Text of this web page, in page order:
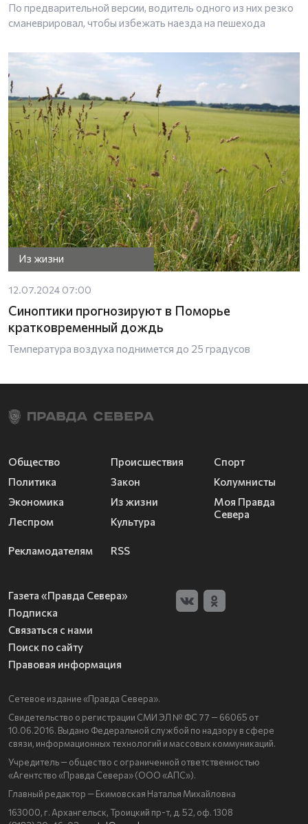
По предварительной версии, водитель одного из них резко
сманеврировал, чтобы избежать наезда на пешехода
Из жизни
12.07.2024 07:00
Синоптики прогнозируют в Поморье
кратковременный дождь
Температура воздуха поднимется до 25 градусов
Общество
Политика
Экономика
Леспром
Происшествия
Закон
Из жизни
Культура
Спорт
Колумнисты
Моя Правда
Севера
Рекламодателям RSS
Газета «Правда Севера»
Подписка
Связаться с нами
Поиск по сайту
Правовая информация
Сетевое издание «Правда Севера».
Свидетельство о регистрации СМИ ЭЛ № ФС 77 — 66065 от
10.06.2016. Выдано Федеральной службой по надзору в сфере
связи, информационных технологий и массовых коммуникаций.
Учредитель — общество с ограниченной ответственностью
«Агентство «Правда Севера» (ООО «АПС»).
Главный редактор — Екимовская Наталья Михайловна
163000, г. Архангельск, Троицкий пр-т, д. 52, оф. 1308